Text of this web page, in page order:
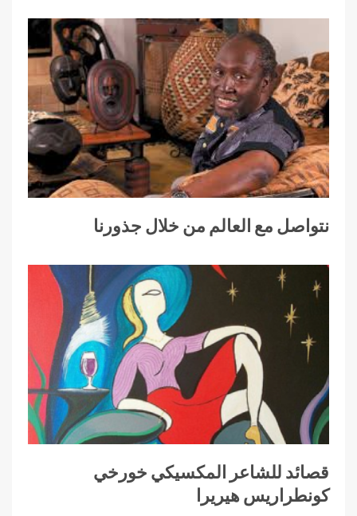
نتواصل مع العالم من خلال جذورنا
قصائد للشاعر المكسيكي خورخي
كونطراريس هيريرا